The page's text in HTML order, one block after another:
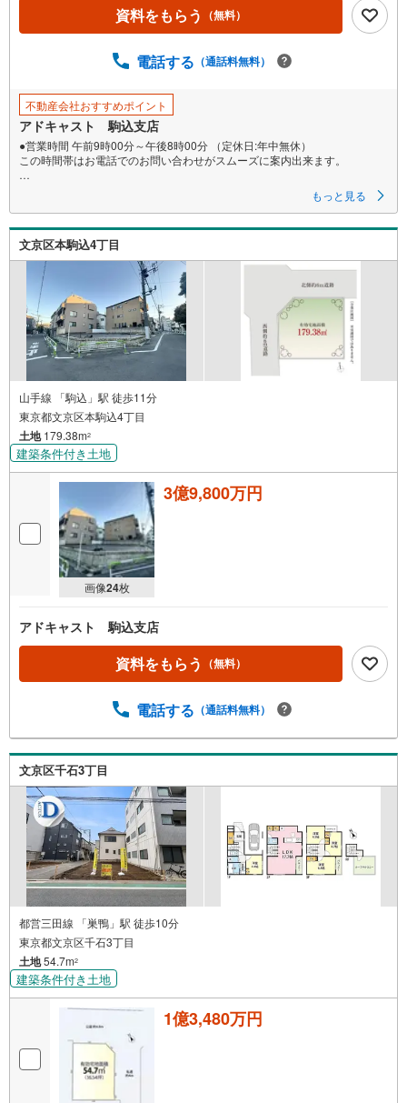
ジ
存
す
資料をもらう （無料）
電話する （通話料無料）
不動産会社おすすめポイント
アドキャスト 駒込支店
●営業時間 午前9時00分～午後8時00分 （定休日:年中無休）
この時間帯はお電話でのお問い合わせがスムーズに案内出来ます。
●物件をご覧になりたい場合は「室内・現地を見学する」ボタンよりお問合
実際に物件を見て、広さ、明るさ、天井の高さ、物件周辺環境等、ぜひご
体験下さい！
▼株式会社アドキャストの特徴▼
・ 簡易ライフプラン作成いたします♪毎月70組様限定♪
住宅購入後50年間のライフプラン＆キャッシュフロー表を作成します！
・当社オリジナル物件調査報告書♪
徹底的な近隣聞き込みを含め調査結果を説明いたします！
・キッズスペース完備♪
小さなお客様も大歓迎です。近くをお通りの際はお気軽にお越し下さい！
もっと見る
文京区本駒込4丁目
山手線 「駒込」駅 徒歩11分
東京都文京区本駒込4丁目
土地179.38m2
建築条件付き土地
画像24枚
3億9,800万円
アドキャスト 駒込支店
資料をもらう （無料）
電話する （通話料無料）
文京区千石3丁目
都営三田線 「巣鴨」駅 徒歩10分
東京都文京区千石3丁目
土地54.7m2
建築条件付き土地
1億3,480万円